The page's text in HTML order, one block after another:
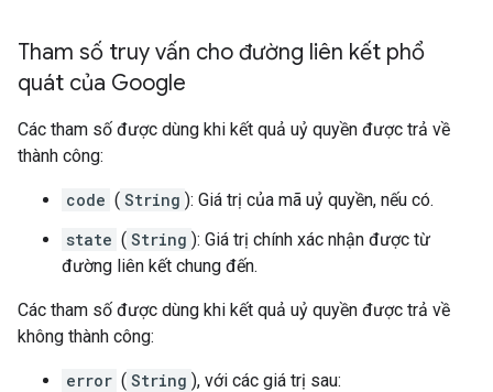
Tham số truy vấn cho đường liên kết phổ
quát của Google
Các tham số được dùng khi kết quả uỷ quyền được trả về
thành công:
code ( String ): Giá trị của mã uỷ quyền, nếu có.
state ( String ): Giá trị chính xác nhận được từ
đường liên kết chung đến.
Các tham số được dùng khi kết quả uỷ quyền được trả về
không thành công:
error ( String ), với các giá trị sau: